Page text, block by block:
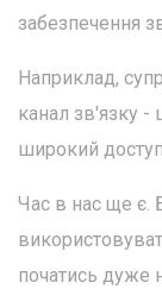
забезпечення
Наприклад,
канал зв'язку -
широкий
Час в нас ще є.
початись дуже